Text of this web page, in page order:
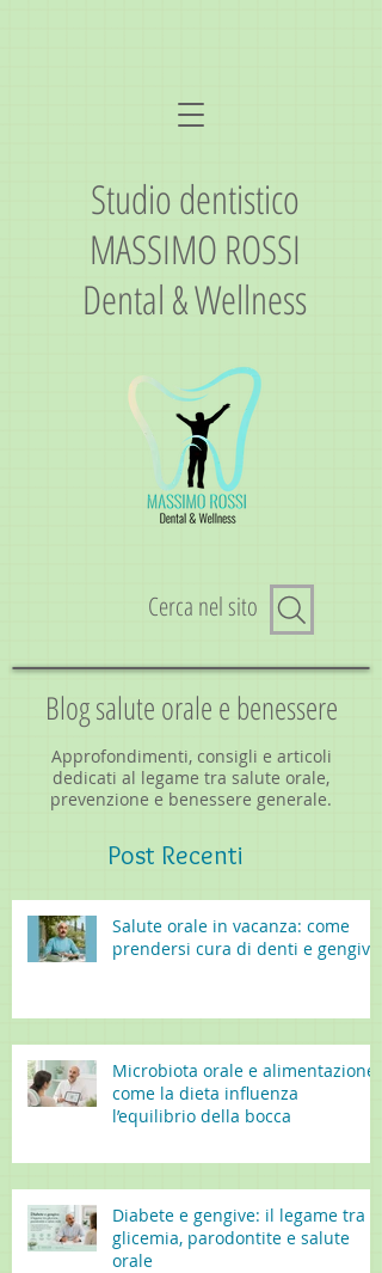
Studio dentistico
MASSIMO ROSSI
Dental & Wellness
Cerca nel sito
Blog salute orale e benessere
Approfondimenti, consigli e articoli
dedicati al legame tra salute orale,
prevenzione e benessere generale.
Post Recenti
Salute orale in vacanza: come
prendersi cura di denti e gengive
Microbiota orale e alimentazione:
come la dieta influenza
l’equilibrio della bocca
Diabete e gengive: il legame tra
glicemia, parodontite e salute
orale